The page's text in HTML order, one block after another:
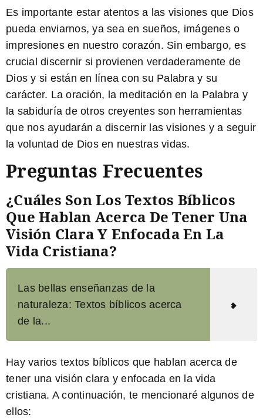
Es importante estar atentos a las visiones que Dios
pueda enviarnos, ya sea en sueños, imágenes o
impresiones en nuestro corazón. Sin embargo, es
crucial discernir si provienen verdaderamente de
Dios y si están en línea con su Palabra y su
carácter. La oración, la meditación en la Palabra y
la sabiduría de otros creyentes son herramientas
que nos ayudarán a discernir las visiones y a seguir
la voluntad de Dios en nuestras vidas.
Preguntas Frecuentes
¿Cuáles Son Los Textos Bíblicos
Que Hablan Acerca De Tener Una
Visión Clara Y Enfocada En La
Vida Cristiana?
Las bellas enseñanzas de la
naturaleza: Textos bíblicos acerca
de la...
Hay varios textos bíblicos que hablan acerca de
tener una visión clara y enfocada en la vida
cristiana. A continuación, te mencionaré algunos de
ellos: